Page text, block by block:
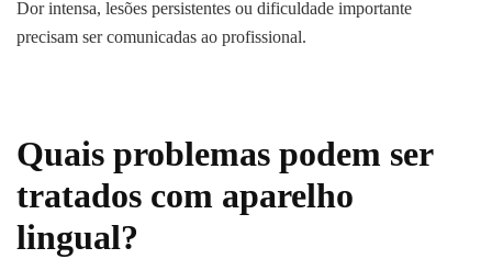
Dor intensa, lesões persistentes ou dificuldade importante
precisam ser comunicadas ao profissional.
Quais problemas podem ser
tratados com aparelho
lingual?